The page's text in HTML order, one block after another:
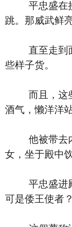
平忠盛在接
跳。那威武鲜
直至走到面
些样子货。
而且，这些
酒气，懒洋洋
他被带去内
女，坐于殿中
平忠盛进殿
可是倭王使者